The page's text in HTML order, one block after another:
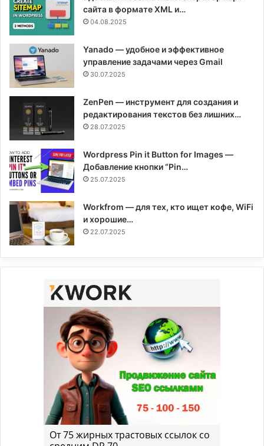
сайта в формате XML и…
04.08.2025
Yanado — удобное и эффективное
управление задачами через Gmail
30.07.2025
ZenPen — инструмент для создания и
редактирования текстов без лишних…
28.07.2025
Wordpress Pin it Button for Images —
Добавление кнопки “Pin…
25.07.2025
Workfrom — для тех, кто ищет кофе, WiFi
и хорошие…
22.07.2025